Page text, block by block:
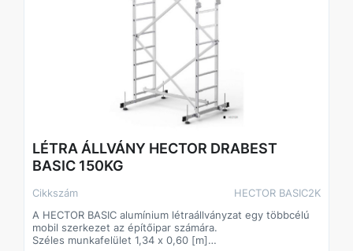
LÉTRA ÁLLVÁNY HECTOR DRABEST
BASIC 150KG
Cikkszám
HECTOR BASIC2K
A HECTOR BASIC alumínium létraállványzat egy többcélú
mobil szerkezet az építőipar számára.
Széles munkafelület 1,34 x 0,60 [m]